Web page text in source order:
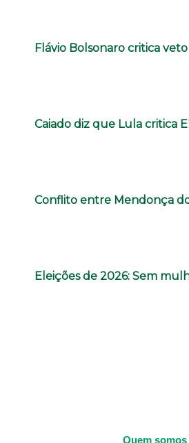
Flávio Bolsonaro critica
Caiado diz que Lula critica
Conflito entre Mendonça
Eleições de 2026: Sem
Quem somos